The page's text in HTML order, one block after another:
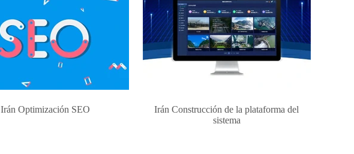
Irán Optimización SEO
Irán Construcción de la plataforma del
sistema